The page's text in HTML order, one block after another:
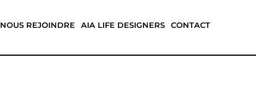
NOUS REJOINDRE AIA LIFE DESIGNERS CONTACT